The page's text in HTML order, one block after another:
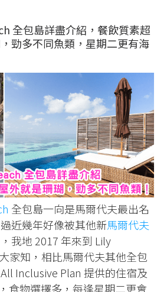
全包島詳盡介紹，餐飲質素超
勁多不同魚類，星期二更有海
全包島一向是馬爾代夫最出名
近幾年好像被其他新馬爾代夫
我地 2017 年來到 Lily
家知，相比馬爾代夫其他全包
Inclusive Plan 提供的住宿及
食物選擇多，每逢星期二更會